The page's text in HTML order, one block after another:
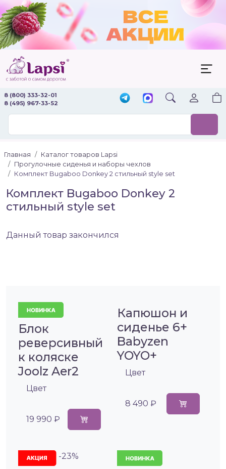
8 (800) 333-32-01
8 (495) 967-33-52
Главная
Каталог товаров Lapsi
Прогулочные сиденья и наборы чехлов
Комплект Bugaboo Donkey 2 стильный style set
Комплект Bugaboo Donkey 2
стильный style set
Данный товар закончился
Блок
реверсивный
к коляске
Joolz Aer2
Цвет
19 990 ₽
Капюшон и
сиденье 6+
Babyzen
YOYO+
Цвет
8 490 ₽
-23%